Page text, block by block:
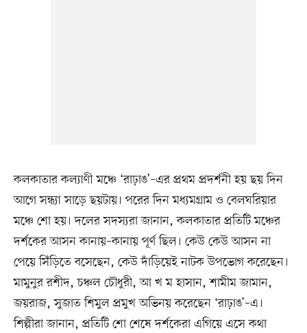
কলকাতার কল্যাণী মঞ্চে ‘রাঢ়াঙ’–এর প্রথম প্রদর্শনী হয় ছয় দিন
আগে সন্ধ্যা সাড়ে ছয়টায়। পরের দিন মধ্যমগ্রাম ও বেলঘরিয়ার
মঞ্চে শো হয়। দলের সদস্যরা জানান, কলকাতার প্রতিটি মঞ্চের
দর্শকের আসন কানায়–কানায় পূর্ণ ছিল। কেউ কেউ আসন না
পেয়ে সিঁড়িতে বসেছেন, কেউ দাঁড়িয়েই নাটক উপভোগ করেছেন।
মামুনুর রশীদ, চঞ্চল চৌধুরী, আ খ ম হাসান, শামীম জামান,
জয়রাজ, সুজাত শিমুল প্রমুখ অভিনয় করেছেন ‘রাঢ়াঙ’–এ।
শিল্পীরা জানান, প্রতিটি শো শেষে দর্শকেরা এগিয়ে এসে কথা